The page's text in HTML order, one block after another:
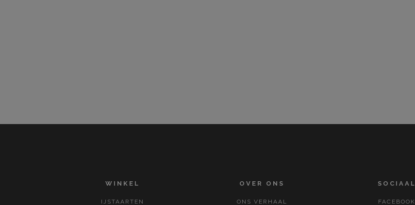
WINKEL
IJSTAARTEN
OVER ONS
ONS VERHAAL
SOCIAAL
FACEBOOK